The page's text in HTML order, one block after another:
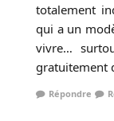
totalement
qui a un
vivre…
gratuitement
Répondre